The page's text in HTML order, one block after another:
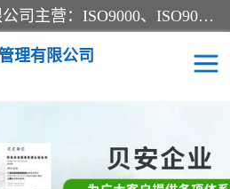
杭州贝安企业管理有限公司主营：ISO9000、ISO9000认证、ISO9001认证、ISO14000认证、ISO14001认证等系列企业认证服务。
理有限公司
ISO13485认证